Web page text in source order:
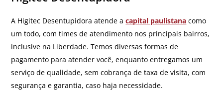
A Higitec Desentupidora atende acapital paulistana como
um todo, com times de atendimento nos principais bairros,
inclusive na Liberdade. Temos diversas formas de
pagamento para atender você, enquanto entregamos um
serviço de qualidade, sem cobrança de taxa de visita, com
segurança e garantia, caso haja necessidade.